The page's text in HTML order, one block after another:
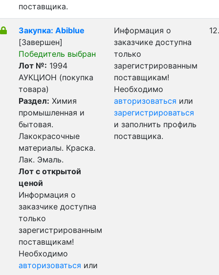
поставщика.
Закупка: Abiblue
[Завершен]
Победитель выбран
Лот №: 1994
АУКЦИОН (покупка
товара)
Раздел: Химия
промышленная и
бытовая.
Лакокрасочные
материалы. Краска.
Лак. Эмаль.
Лот с открытой
ценой
Информация о
заказчике доступна
только
зарегистрированным
поставщикам!
Необходимо
авторизоваться или
Информация о
заказчике доступна
только
зарегистрированным
поставщикам!
Необходимо
авторизоваться или
зарегистрироваться
и заполнить профиль
поставщика.